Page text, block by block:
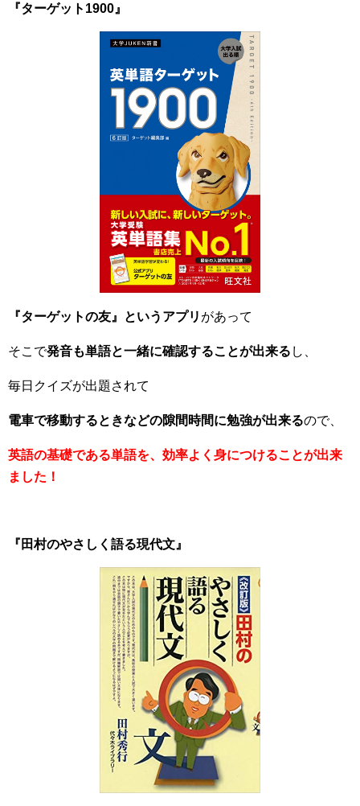
『ターゲット1900』
『ターゲットの友』というアプリ があって
そこで発音も単語と一緒に確認することが出来る し、
毎日クイズが出題されて
電車で移動するときなどの隙間時間に勉強が出来るので、
英語の基礎である単語を、 効率よく 身につけることが出来
ました！
『田村のやさしく語る現代文』